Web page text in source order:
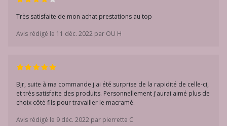
Très satisfaite de mon achat prestations au top
Avis rédigé le 11 déc. 2022 par OU H
Bjr, suite à ma commande j'ai été surprise de la rapidité de celle-ci,
et très satisfaite des produits. Personnellement j'aurai aimé plus de
choix côté fils pour travailler le macramé.
Avis rédigé le 9 déc. 2022 par pierrette C